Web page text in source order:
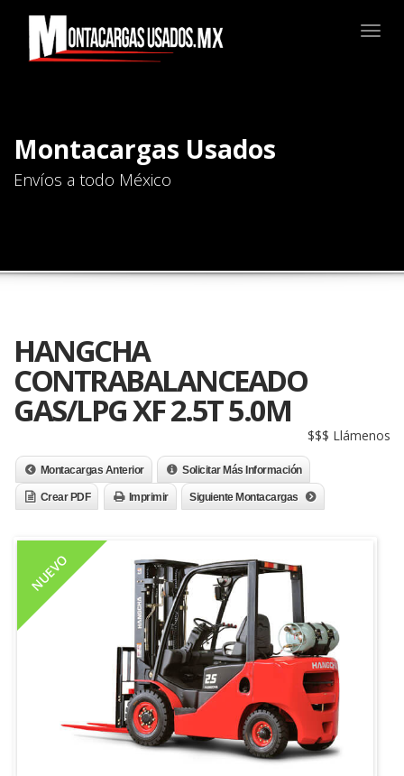
Montacargas Usados
Envíos a todo México
HANGCHA
CONTRABALANCEADO
GAS/LPG XF 2.5T 5.0M
$$$ Llámenos
Montacargas Anterior Solicitar Más Información
Crear PDF Imprimir Siguiente Montacargas
NUEVO